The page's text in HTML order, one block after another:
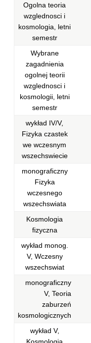
Ogolna teoria
wzglednosci i
kosmologia, letni
semestr
Wybrane
zagadnienia
ogolnej teorii
wzglednosci i
kosmologii, letni
semestr
wykład IV/V,
Fizyka czastek
we wczesnym
wszechswiecie
monograficzny
Fizyka
wczesnego
wszechswiata
Kosmologia
fizyczna
wykład monog.
V, Wczesny
wszechswiat
monograficzny
V, Teoria
zaburzeń
kosmologicznych
wykład V,
Kosmologia